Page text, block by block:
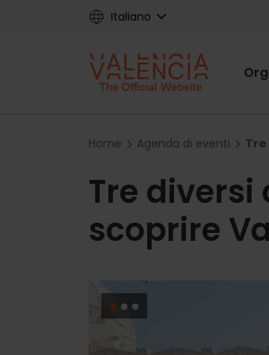
Italiano
Home Agenda di eventi
Tre
scoprire